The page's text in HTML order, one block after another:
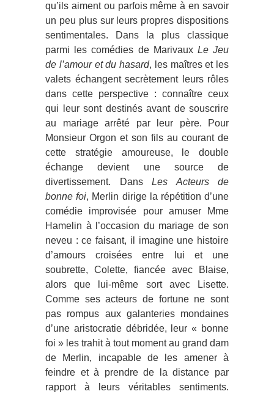
qu’ils aiment ou parfois même à en savoir
un peu plus sur leurs propres dispositions
sentimentales. Dans la plus classique
parmi les comédies de Marivaux Le Jeu
de l’amour et du hasard, les maîtres et les
valets échangent secrètement leurs rôles
dans cette perspective : connaître ceux
qui leur sont destinés avant de souscrire
au mariage arrêté par leur père. Pour
Monsieur Orgon et son fils au courant de
cette stratégie amoureuse, le double
échange devient une source de
divertissement. Dans Les Acteurs de
bonne foi, Merlin dirige la répétition d’une
comédie improvisée pour amuser Mme
Hamelin à l’occasion du mariage de son
neveu : ce faisant, il imagine une histoire
d’amours croisées entre lui et une
soubrette, Colette, fiancée avec Blaise,
alors que lui-même sort avec Lisette.
Comme ses acteurs de fortune ne sont
pas rompus aux galanteries mondaines
d’une aristocratie débridée, leur « bonne
foi » les trahit à tout moment au grand dam
de Merlin, incapable de les amener à
feindre et à prendre de la distance par
rapport à leurs véritables sentiments.